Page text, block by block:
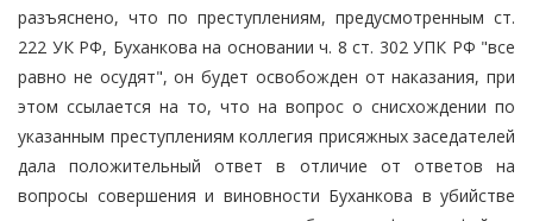
разъяснено, что по преступлениям, предусмотренным ст.
222 УК РФ, Буханкова на основании ч. 8 ст. 302 УПК РФ "все
равно не осудят", он будет освобожден от наказания, при
этом ссылается на то, что на вопрос о снисхождении по
указанным преступлениям коллегия присяжных заседателей
дала положительный ответ в отличие от ответов на
вопросы совершения и виновности Буханкова в убийстве